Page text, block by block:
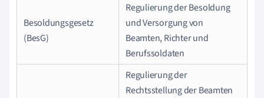
Besoldungsgesetz
(BesG)
Regulierung der Besoldung
und Versorgung von
Beamten, Richter und
Berufssoldaten
Regulierung der
Rechtsstellung der Beamten